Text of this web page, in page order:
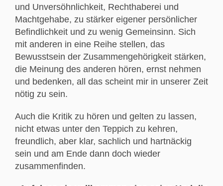
und Unversöhnlichkeit, Rechthaberei und
Machtgehabe, zu stärker eigener persönlicher
Befindlichkeit und zu wenig Gemeinsinn. Sich
mit anderen in eine Reihe stellen, das
Bewusstsein der Zusammengehörigkeit stärken,
die Meinung des anderen hören, ernst nehmen
und bedenken, all das scheint mir in unserer Zeit
nötig zu sein.
Auch die Kritik zu hören und gelten zu lassen,
nicht etwas unter den Teppich zu kehren,
freundlich, aber klar, sachlich und hartnäckig
sein und am Ende dann doch wieder
zusammenfinden.